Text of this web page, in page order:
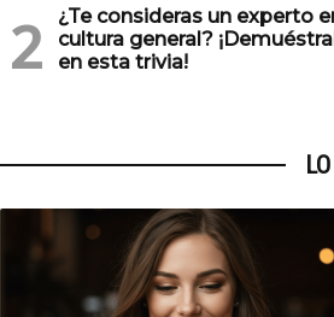
¿Te consideras un experto
cultura general?
en esta trivia!